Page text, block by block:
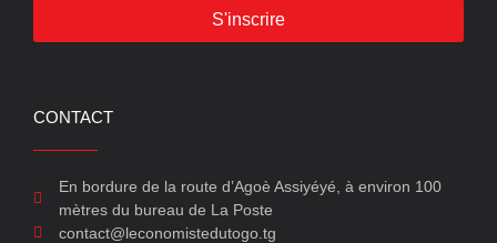
S'inscrire
CONTACT
En bordure de la route d’Agoè Assiyéyé, à environ 100
mètres du bureau de La Poste
contact@leconomistedutogo.tg